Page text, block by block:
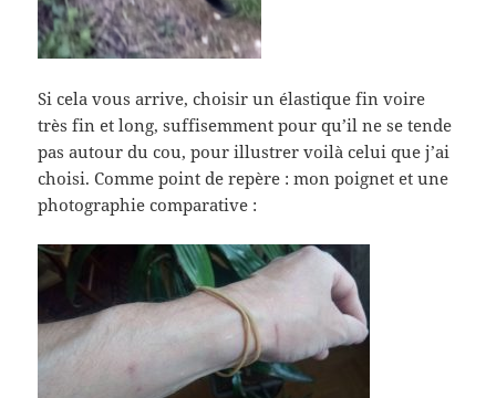
Si cela vous arrive, choisir un élastique fin voire
très fin et long, suffisemment pour qu’il ne se tende
pas autour du cou, pour illustrer voilà celui que j’ai
choisi. Comme point de repère : mon poignet et une
photographie comparative :